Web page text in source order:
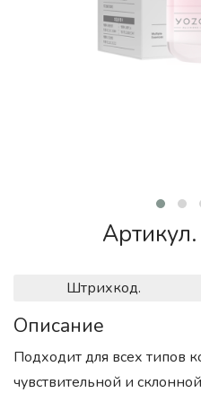
Штрихкод.
Описание
Подходит для всех типов
чувствительной и